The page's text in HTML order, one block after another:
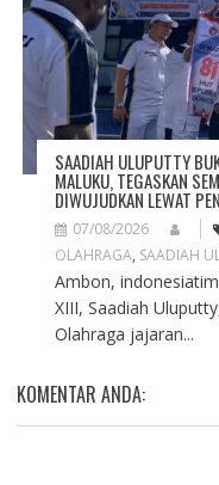
SAADIAH ULUPUTTY
MALUKU, TEGASKAN
DIWUJUDKAN LEWAT
07/08/2026
OLAHRAGA, SAADIAH
Ambon,
XIII, Saadiah
Olahraga jajaran...
KOMENTAR ANDA: